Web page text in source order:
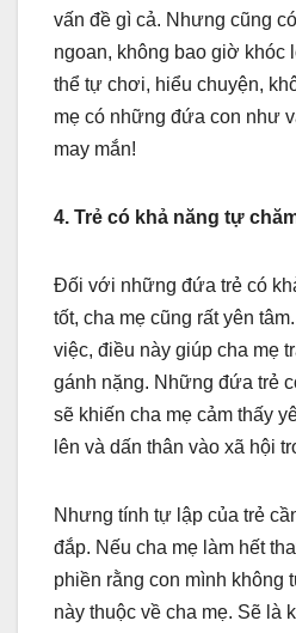
vấn đề gì cả. Nhưng cũng
ngoan, không bao giờ khóc
thể tự chơi, hiểu chuyện,
mẹ có những đứa con như
may mắn!
4. Trẻ có khả năng tự
Đối với những đứa trẻ có
tốt, cha mẹ cũng rất yên
việc, điều này giúp cha mẹ
gánh nặng. Những đứa trẻ
sẽ khiến cha mẹ cảm thấy
lên và dấn thân vào xã hội
Nhưng tính tự lập của trẻ
đắp. Nếu cha mẹ làm hết
phiền rằng con mình không
này thuộc về cha mẹ. Sẽ là